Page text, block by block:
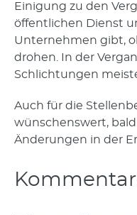
Einigung zu den
öffentlichen Dienst
Unternehmen gibt,
drohen. In der
Schlichtungen
Auch für die
wünschenswert,
Änderungen in der